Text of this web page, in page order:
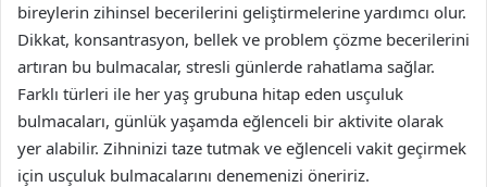
bireylerin zihinsel becerilerini geliştirmelerine yardımcı olur.
Dikkat, konsantrasyon, bellek ve problem çözme becerilerini
artıran bu bulmacalar, stresli günlerde rahatlama sağlar.
Farklı türleri ile her yaş grubuna hitap eden usçuluk
bulmacaları, günlük yaşamda eğlenceli bir aktivite olarak
yer alabilir. Zihninizi taze tutmak ve eğlenceli vakit geçirmek
için usçuluk bulmacalarını denemenizi öneririz.